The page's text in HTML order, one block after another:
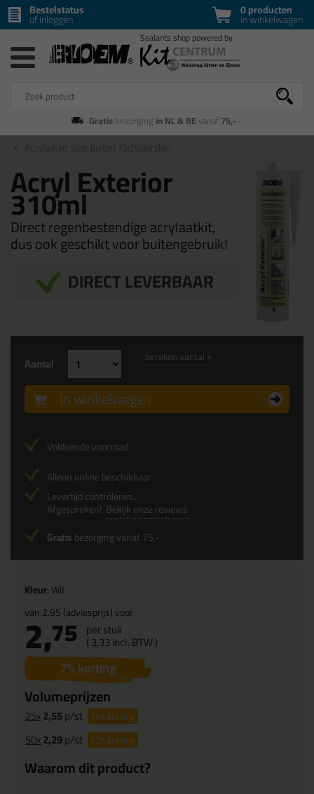
0 producten
in winkelwagen
Bestelstatus
of inloggen
Gratisbezorging in NL & BEvanaf75,-
Acryl Exterior
310ml
Direct regenbestendige acrylaatkit,
dus ook geschikt voor buitengebruik!
DIRECT LEVERBAAR
Kleur: Wit
van2,95(adviesprijs) voor
2,75 per stuk
(3,33incl. BTW )
7% korting
Volumeprijzen
25x2,55p/st 14%korting
50x2,29p/st 22%korting
Waarom dit product?
Aantal bereken aantal >
In winkelwagen
Voldoende voorraad
Alleen online beschikbaar
Levertijd controleren...
Afgesproken! Bekijk onze reviews
Gratisbezorging vanaf 75,-